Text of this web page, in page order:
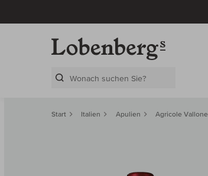
Start Italien Apulien Agricole Vallone